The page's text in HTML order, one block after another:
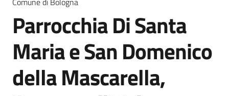
Novità
Servizi
Leggi
Atti
Parrocchia Di Santa
Maria e San Domenico
della Mascarella,